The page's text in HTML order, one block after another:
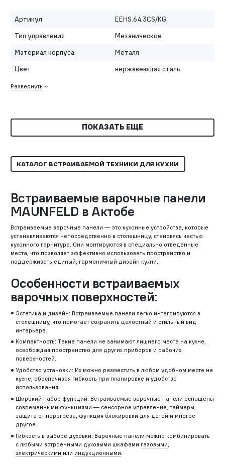
Артикул
EEHS.64.3CS/KG
Тип управления
Механическое
Материал корпуса
Металл
Цвет
нержавеющая сталь
Развернуть
ПОКАЗАТЬ ЕЩЕ
КАТАЛОГ ВСТРАИВАЕМОЙ ТЕХНИКИ ДЛЯ КУХНИ
Встраиваемые варочные панели
MAUNFELD в Актобе
Встраиваемые варочные панели — это кухонные устройства, которые
устанавливаются непосредственно в столешницу, становясь частью
кухонного гарнитура. Они монтируются в специально отведенные
места, что позволяет эффективно использовать пространство и
поддерживать единый, гармоничный дизайн кухни.
Особенности встраиваемых
варочных поверхностей:
Эстетика и дизайн: Встраиваемые панели легко интегрируются в
столешницу, что помогает сохранить целостный и стильный вид
интерьера.
Компактность: Такие панели не занимают лишнего места на кухне,
освобождая пространство для других приборов и рабочих
поверхностей.
Удобство установки: Их можно разместить в любом удобном месте на
кухне, обеспечивая гибкость при планировке и удобство
использования.
Широкий набор функций: Встраиваемые варочные панели оснащены
современными функциями — сенсорное управление, таймеры,
защита от перегрева, функция блокировки для детей и многое
другое.
Гибкость в выборе духовки: Варочные панели можно комбинировать
с любыми встроенными духовыми шкафами газовыми,
электрическими или индукционными.